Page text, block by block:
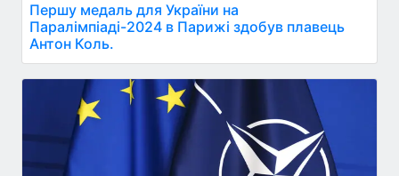
Першу медаль для України на
Паралімпіаді-2024 в Парижі здобув плавець
Антон Коль.